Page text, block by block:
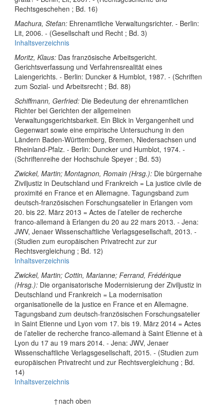
Rechtsgeschehen ; Bd. 16)
Machura, Stefan: Ehrenamtliche Verwaltungsrichter. - Berlin:
Lit, 2006. - (Gesellschaft und Recht ; Bd. 3)
Inhaltsverzeichnis
Moritz, Klaus: Das französische Arbeitsgericht.
Gerichtsverfassung und Verfahrensrealität eines
Laiengerichts. - Berlin: Duncker & Humblot, 1987. - (Schriften
zum Sozial- und Arbeitsrecht ; Bd. 88)
Schiffmann, Gerfried: Die Bedeutung der ehrenamtlichen
Richter bei Gerichten der allgemeinen
Verwaltungsgerichtsbarkeit. Ein Blick in Vergangenheit und
Gegenwart sowie eine empirische Untersuchung in den
Ländern Baden-Württemberg, Bremen, Niedersachsen und
Rheinland-Pfalz. - Berlin: Duncker und Humblot, 1974. -
(Schriftenreihe der Hochschule Speyer ; Bd. 53)
Zwickel, Martin; Montagnon, Romain (Hrsg.): Die bürgernahe
Ziviljustiz in Deutschland und Frankreich = La justice civile de
proximité en France et en Allemagne. Tagungsband zum
deutsch-französischen Forschungsatelier in Erlangen vom
20. bis 22. März 2013 = Actes de l’atelier de recherche
franco-allemand à Erlangen du 20 au 22 mars 2013. - Jena:
JWV, Jenaer Wissenschaftliche Verlagsgesellschaft, 2013. -
(Studien zum europäischen Privatrecht zur zur
Rechtsvergleichung ; Bd. 12)
Inhaltsverzeichnis
Zwickel, Martin; Cottin, Marianne; Ferrand, Frédérique
(Hrsg.): Die organisatorische Modernisierung der Ziviljustiz in
Deutschland und Frankreich = La modernisation
organisationelle de la justice en France et en Allemagne.
Tagungsband zum deutsch-französischen Forschungsatelier
in Saint Etienne und Lyon vom 17. bis 19. März 2014 = Actes
de l’atelier de recherche franco-allemand à Saint Etienne et à
Lyon du 17 au 19 mars 2014. - Jena: JWV, Jenaer
Wissenschaftliche Verlagsgesellschaft, 2015. - (Studien zum
europäischen Privatrecht und zur Rechtsvergleichung ; Bd.
14)
Inhaltsverzeichnis
↑nach oben